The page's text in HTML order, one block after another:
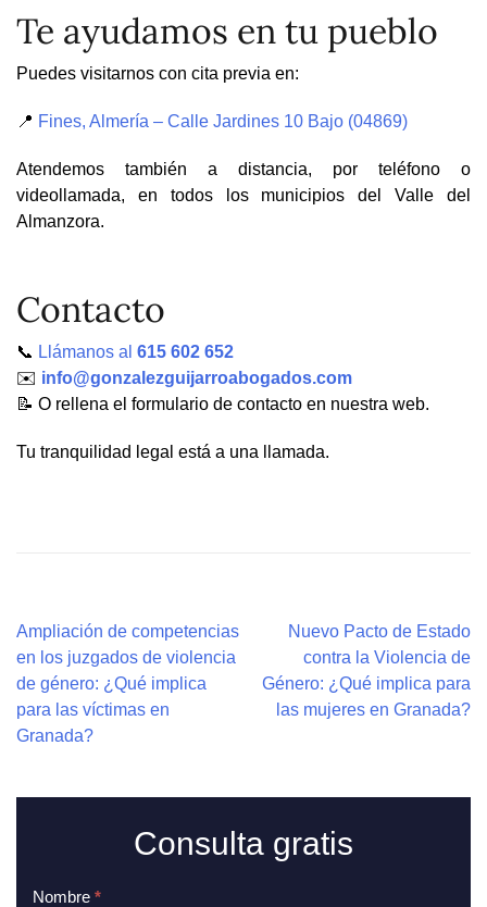
Te ayudamos en tu pueblo
Puedes visitarnos con cita previa en:
📍 Fines, Almería – Calle Jardines 10 Bajo (04869)
Atendemos también a distancia, por teléfono o
videollamada, en todos los municipios del Valle del
Almanzora.
Contacto
📞 Llámanos al 615 602 652
✉️ info@gonzalezguijarroabogados.com
📝 O rellena el formulario de contacto en nuestra web.
Tu tranquilidad legal está a una llamada.
Ampliación de competencias
en los juzgados de violencia
de género: ¿Qué implica
para las víctimas en
Granada?
Nuevo Pacto de Estado
contra la Violencia de
Género: ¿Qué implica para
las mujeres en Granada?
Consulta gratis
Nombre *
Si